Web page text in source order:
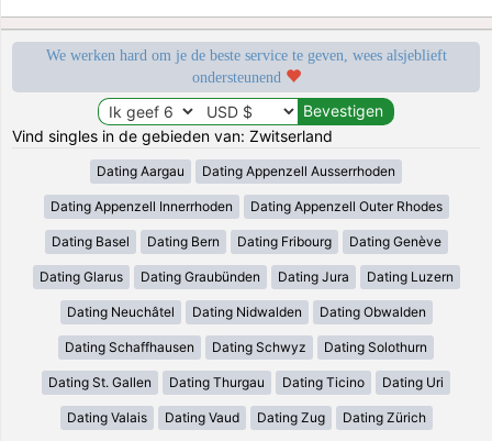
We werken hard om je de beste service te geven, wees alsjeblieft
ondersteunend
Vind singles in de gebieden van: Zwitserland
Dating Aargau Dating Appenzell Ausserrhoden
Dating Appenzell Innerrhoden Dating Appenzell Outer Rhodes
Dating Basel Dating Bern Dating Fribourg Dating Genève
Dating Glarus Dating Graubünden Dating Jura Dating Luzern
Dating Neuchâtel Dating Nidwalden Dating Obwalden
Dating Schaffhausen Dating Schwyz Dating Solothurn
Dating St. Gallen Dating Thurgau Dating Ticino Dating Uri
Dating Valais Dating Vaud Dating Zug Dating Zürich